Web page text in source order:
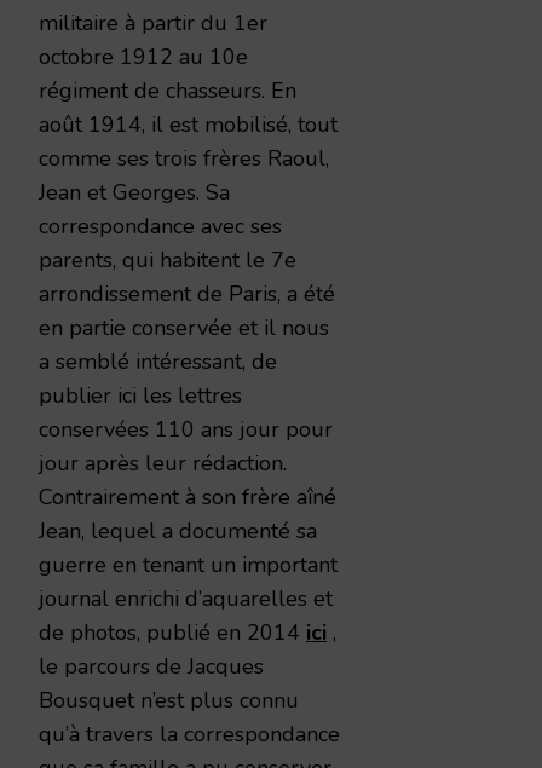
militaire à partir du 1er
octobre 1912 au 10e
régiment de chasseurs. En
août 1914, il est mobilisé, tout
comme ses trois frères Raoul,
Jean et Georges. Sa
correspondance avec ses
parents, qui habitent le 7e
arrondissement de Paris, a été
en partie conservée et il nous
a semblé intéressant, de
publier ici les lettres
conservées 110 ans jour pour
jour après leur rédaction.
Contrairement à son frère aîné
Jean, lequel a documenté sa
guerre en tenant un important
journal enrichi d’aquarelles et
de photos, publié en 2014 ici ,
le parcours de Jacques
Bousquet n’est plus connu
qu’à travers la correspondance